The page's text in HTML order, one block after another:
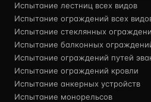
Испытание лестниц всех видов
Испытание ограждений всех
Испытание стеклянных
Испытание балконных
Испытание ограждений путей
Испытание ограждений кровли
Испытание анкерных устройств
Испытание монорельсов